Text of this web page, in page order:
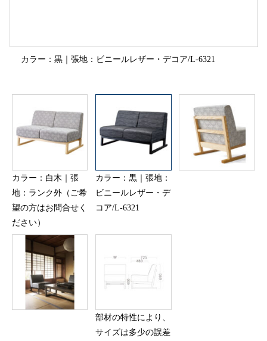
カラー：黒｜張地：ビニールレザー・デコア/L-6321
カラー：白木｜張
地：ランク外（ご希
望の方はお問合せく
ださい）
カラー：黒｜張地：
ビニールレザー・デ
コア/L-6321
部材の特性により、
サイズは多少の誤差